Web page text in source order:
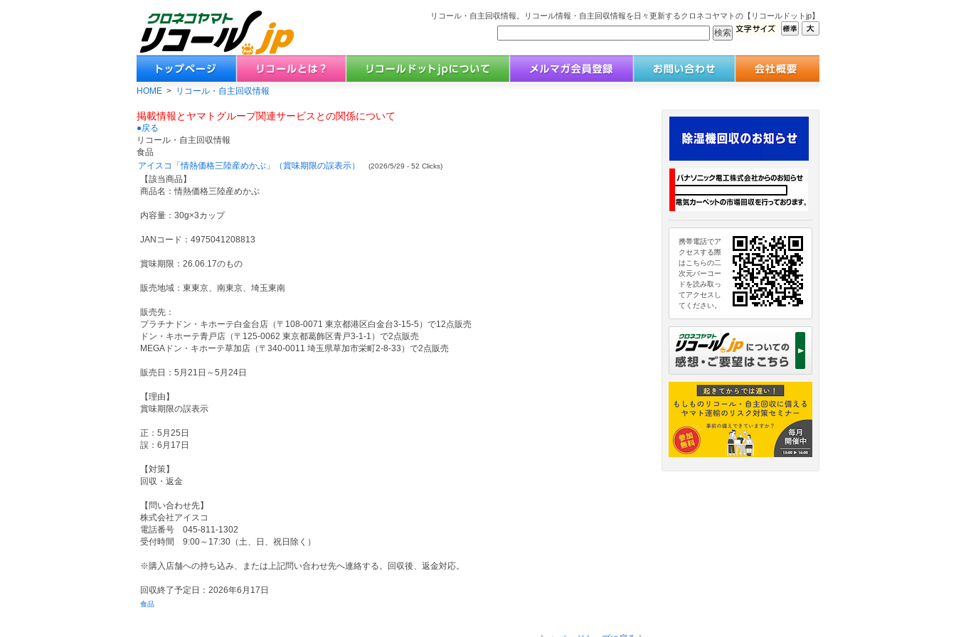
リコール・自主回収情報。リコール情報・自主回収情報を日々更新するクロネコヤマトの【リコールドットjp】
HOME > リコール・自主回収情報
掲載情報とヤマトグループ関連サービスとの関係について
●戻る
リコール・自主回収情報
食品
アイスコ「情熱価格三陸産めかぶ」（賞味期限の誤表示）
(2026/5/29 - 52 Clicks)
【該当商品】
商品名：情熱価格三陸産めかぶ
内容量：30g×3カップ
JANコード：4975041208813
賞味期限：26.06.17のもの
販売地域：東東京、南東京、埼玉東南
販売先：
プラチナドン・キホーテ白金台店（〒108-0071 東京都港区白金台3-15-5）で12点販売
ドン・キホーテ青戸店（〒125-0062 東京都葛飾区青戸3-1-1）で2点販売
MEGAドン・キホーテ草加店（〒340-0011 埼玉県草加市栄町2-8-33）で2点販売
販売日：5月21日～5月24日
【理由】
賞味期限の誤表示
正：5月25日
誤：6月17日
【対策】
回収・返金
【問い合わせ先】
株式会社アイスコ
電話番号 045-811-1302
受付時間 9:00～17:30（土、日、祝日除く）
※購入店舗への持ち込み、または上記問い合わせ先へ連絡する。回収後、返金対応。
回収終了予定日：2026年6月17日
食品
携帯電話でア
クセスする際
はこちらの二
次元バーコー
ドを読み取っ
てアクセスし
てください。